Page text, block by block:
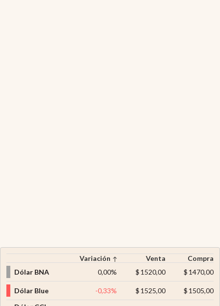
Variación Venta
Compra
Dólar BNA
0,00% $ 1520,00 $ 1470,00
Dólar Blue -0,33% $ 1525,00 $ 1505,00